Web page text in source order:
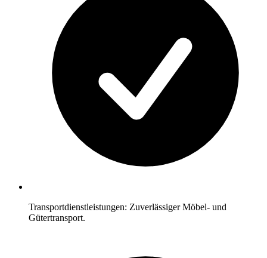
Transportdienstleistungen: Zuverlässiger Möbel- und
Gütertransport.